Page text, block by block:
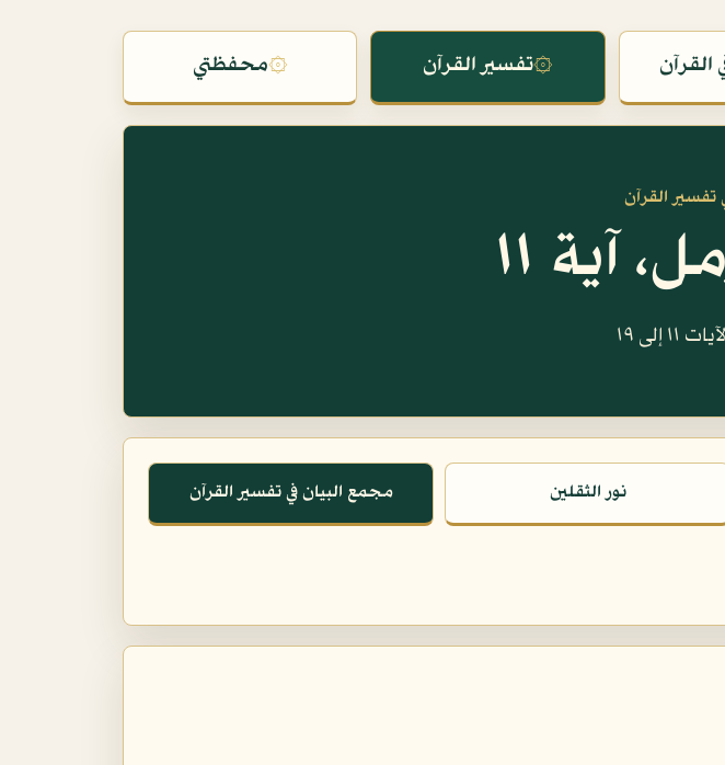
القرآن ۞تفسير القرآن ۞محفظتي
القرآن
آية ١١
١٩
نور الثقلين مجمع البيان في تفسير القرآن